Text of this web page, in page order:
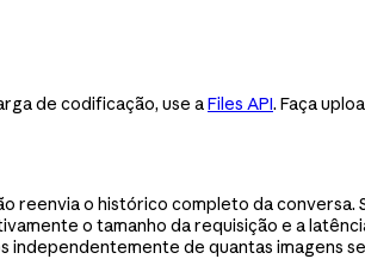
de codificação, use aFiles API. Faça
reenvia o histórico completo da
o tamanho da requisição e a
independentemente de quantas imagens